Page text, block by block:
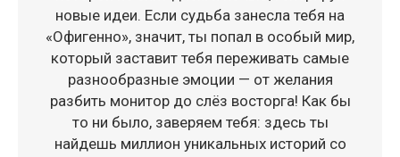
новые идеи. Если судьба занесла тебя на
«Офигенно», значит, ты попал в особый мир,
который заставит тебя переживать самые
разнообразные эмоции — от желания
разбить монитор до слёз восторга! Как бы
то ни было, заверяем тебя: здесь ты
найдешь миллион уникальных историй со